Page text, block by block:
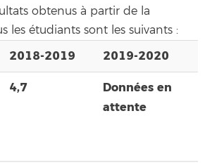
obtenus à partir de la
les étudiants sont les suivants :
2018-2019 2019-2020
4,7
Données en
attente